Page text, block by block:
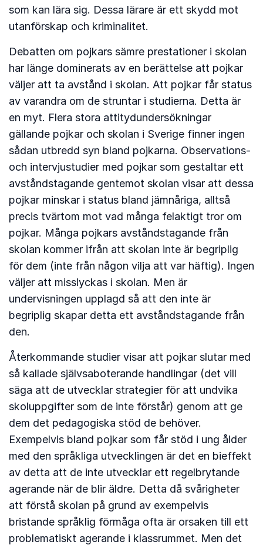
som kan lära sig. Dessa lärare är ett skydd mot
utanförskap och kriminalitet.
Debatten om pojkars sämre prestationer i skolan
har länge dominerats av en berättelse att pojkar
väljer att ta avstånd i skolan. Att pojkar får status
av varandra om de struntar i studierna. Detta är
en myt. Flera stora attitydundersökningar
gällande pojkar och skolan i Sverige finner ingen
sådan utbredd syn bland pojkarna. Observations-
och intervjustudier med pojkar som gestaltar ett
avståndstagande gentemot skolan visar att dessa
pojkar minskar i status bland jämnåriga, alltså
precis tvärtom mot vad många felaktigt tror om
pojkar. Många pojkars avståndstagande från
skolan kommer ifrån att skolan inte är begriplig
för dem (inte från någon vilja att var häftig). Ingen
väljer att misslyckas i skolan. Men är
undervisningen upplagd så att den inte är
begriplig skapar detta ett avståndstagande från
den.
Återkommande studier visar att pojkar slutar med
så kallade självsaboterande handlingar (det vill
säga att de utvecklar strategier för att undvika
skoluppgifter som de inte förstår) genom att ge
dem det pedagogiska stöd de behöver.
Exempelvis bland pojkar som får stöd i ung ålder
med den språkliga utvecklingen är det en bieffekt
av detta att de inte utvecklar ett regelbrytande
agerande när de blir äldre. Detta då svårigheter
att förstå skolan på grund av exempelvis
bristande språklig förmåga ofta är orsaken till ett
problematiskt agerande i klassrummet. Men det